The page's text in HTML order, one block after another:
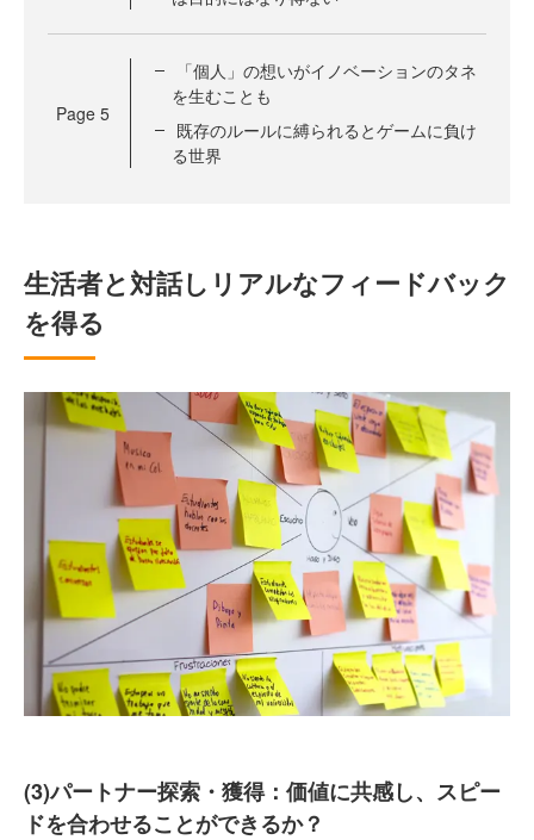
Page 5
「個人」の想いがイノベーションのタネ
を生むことも
既存のルールに縛られるとゲームに負け
る世界
生活者と対話しリアルなフィードバック
を得る
(3)パートナー探索・獲得：価値に共感し、スピー
ドを合わせることができるか？